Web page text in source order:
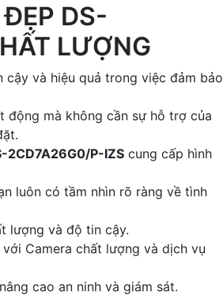
DS-
LƯỢNG
cậy và hiệu quả trong việc đảm bảo
động mà không cần sự hỗ trợ của
2CD7A26G0/P-IZS cung cấp hình
luôn có tầm nhìn rõ ràng về tình
lượng và độ tin cậy.
Camera chất lượng và dịch vụ
cao an ninh và giám sát.